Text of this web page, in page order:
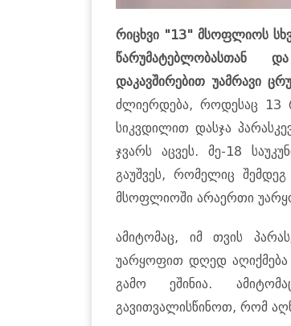
რიცხვი "13" მსოფლიოს
წარუმატებლობასთან
დაკავშირებით უამრავი
ძლიერდება, როდესაც 13
სიკვდილით დასჯა
ჯვარს აცვეს. მე-18
გაუშვეს, რომელიც
მსოფლიოში არაერთი
ამიტომაც, იმ თვის
უარყოფით დღედ აღიქმება
გამო ეშინია.
გავითვალისწინოთ, რომ